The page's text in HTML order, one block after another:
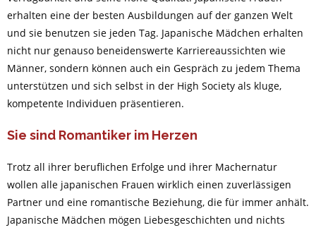
erhalten eine der besten Ausbildungen auf der ganzen Welt
und sie benutzen sie jeden Tag. Japanische Mädchen erhalten
nicht nur genauso beneidenswerte Karriereaussichten wie
Männer, sondern können auch ein Gespräch zu jedem Thema
unterstützen und sich selbst in der High Society als kluge,
kompetente Individuen präsentieren.
Sie sind Romantiker im Herzen
Trotz all ihrer beruflichen Erfolge und ihrer Machernatur
wollen alle japanischen Frauen wirklich einen zuverlässigen
Partner und eine romantische Beziehung, die für immer anhält.
Japanische Mädchen mögen Liebesgeschichten und nichts